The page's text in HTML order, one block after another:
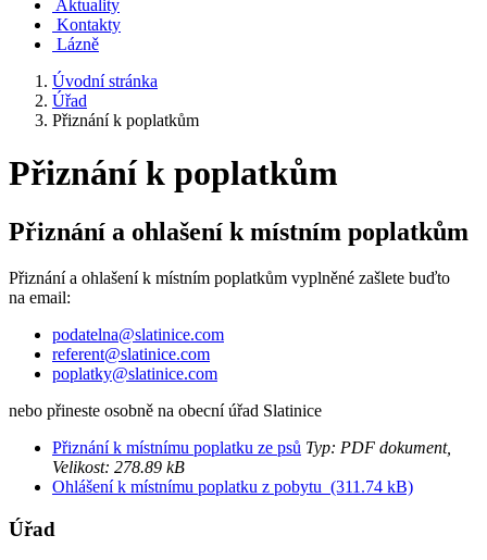
Aktuality
Kontakty
Lázně
Úvodní stránka
Úřad
Přiznání k poplatkům
Přiznání k poplatkům
Přiznání a ohlašení k místním poplatkům
Přiznání a ohlašení k místním poplatkům vyplněné zašlete buďto
na email:
podatelna@slatinice.com
referent@slatinice.com
poplatky@slatinice.com
nebo přineste osobně na obecní úřad Slatinice
Přiznání k místnímu poplatku ze psů Typ: PDF dokument,
Velikost: 278.89 kB
Ohlášení k místnímu poplatku z pobytu (311.74 kB)
Úřad